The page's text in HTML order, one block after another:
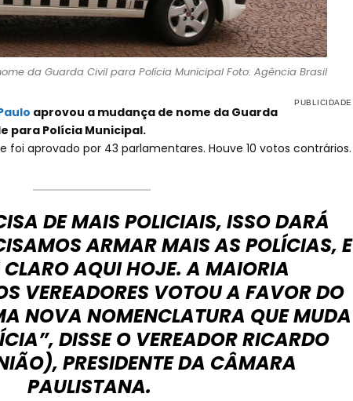
da Guarda Civil para Polícia Municipal Foto: Agência Brasil
aprovou a mudança de nome da Guarda
para Polícia Municipal.
foi aprovado por 43 parlamentares. Houve 10 votos contrários.
DE MAIS POLICIAIS, ISSO DARÁ
ARMAR MAIS AS POLÍCIAS, E
CLARO AQUI HOJE. A MAIORIA
VEREADORES VOTOU A FAVOR DO
NOVA NOMENCLATURA QUE MUDA
DISSE O VEREADOR RICARDO
PRESIDENTE DA CÂMARA
PAULISTANA.